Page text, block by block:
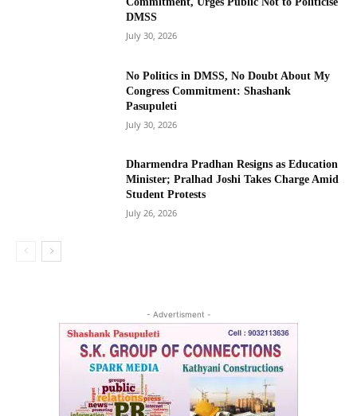
DMSS
July 30, 2026
No Politics in DMSS, No Doubt About My
Congress Commitment: Shashank
Pasupuleti
July 30, 2026
Dharmendra Pradhan Resigns as Education
Minister; Pralhad Joshi Takes Charge Amid
Student Protests
July 26, 2026
- Advertisment -